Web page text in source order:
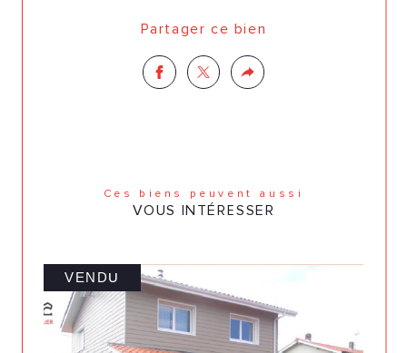
Partager ce bien
Ces biens peuvent aussi
VOUS INTÉRESSER
VENDU